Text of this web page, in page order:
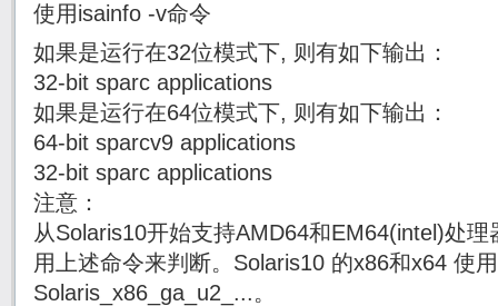
使用isainfo -v命令
如果是运行在32位模式下, 则有如下输出：
32-bit sparc applications
如果是运行在64位模式下, 则有如下输出：
64-bit sparcv9 applications
32-bit sparc applications
注意：
从Solaris10开始支持AMD64和EM64(intel)处
用上述命令来判断。Solaris10 的x86和x64 使
Solaris_x86_ga_u2_...。